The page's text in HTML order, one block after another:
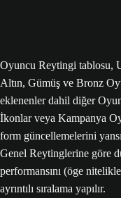
Oyuncu Reytingi tablosu,
Altın, Gümüş ve Bronz
eklenenler dahil diğer
İkonlar veya Kampanya
form güncellemelerini
Genel Reytinglerine göre
performansını (öge
ayrıntılı sıralama yapılır.